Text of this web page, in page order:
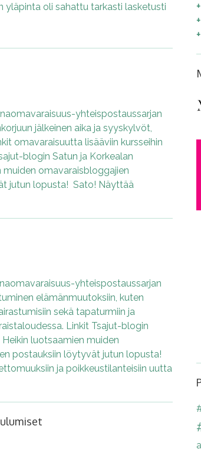
yläpinta oli sahattu tarkasti lasketusti
yhteispostaussarjan
jälkeinen aika ja syyskylvöt,
omavaraisuutta lisääviin kursseihin
blogin Satun ja Korkealan
muiden omavaraisbloggajien
jutun lopusta! Sato! Näyttää
yhteispostaussarjan
elämänmuutoksiin, kuten
sekä tapaturmiin ja
Linkit Tsajut-blogin
luotsaamien muiden
postauksiin löytyvät jutun lopusta!
ja poikkeustilanteisiin uutta